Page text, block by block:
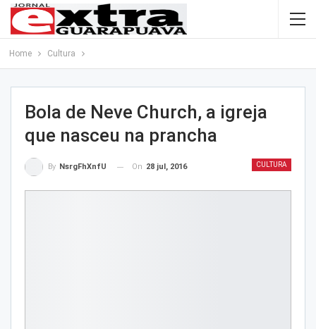
Home Cultura
Bola de Neve Church, a igreja
que nasceu na prancha
CULTURA
By NsrgFhXnfU On 28 jul, 2016